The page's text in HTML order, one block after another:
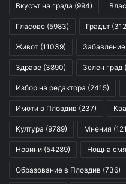
Вкусът на града (994)
Гласове (5983) Градът
Живот (11039) Забавление
Здраве (3890) Зелен град
Избор на редактора (2415)
Имоти в Пловдив (237)
Култура (9789) Мнения
Новини (54289) Нощна
Образование в Пловдив (736)